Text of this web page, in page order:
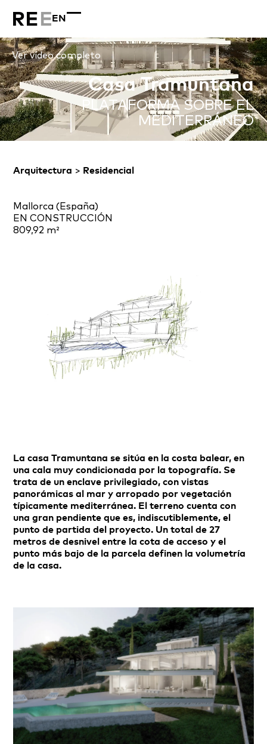
EN
Ver vídeo completo
Casa Tramuntana
PLATAFORMA SOBRE EL
MEDITERRÁNEO
Arquitectura > Residencial
Mallorca (España)
EN CONSTRUCCIÓN
809,92 m²
La casa Tramuntana se sitúa en la costa balear, en
una cala muy condicionada por la topografía. Se
trata de un enclave privilegiado, con vistas
panorámicas al mar y arropado por vegetación
típicamente mediterránea. El terreno cuenta con
una gran pendiente que es, indiscutiblemente, el
punto de partida del proyecto. Un total de 27
metros de desnivel entre la cota de acceso y el
punto más bajo de la parcela definen la volumetría
de la casa.